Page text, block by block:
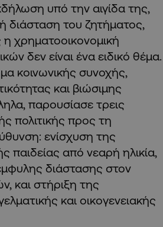
υπό την αιγίδα της,
διάσταση του ζητήματος,
χρηματοοικονομική
δεν είναι ένα ειδικό θέμα.
κοινωνικής συνοχής,
και βιώσιμης
παρουσίασε τρεις
πολιτικής προς τη
ενίσχυση της
παιδείας από νεαρή ηλικία,
διάστασης στον
και στήριξη της
και οικογενειακής